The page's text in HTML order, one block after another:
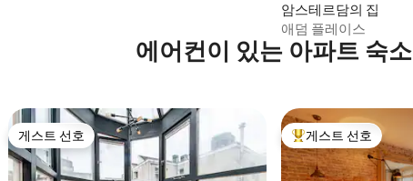
암스테르담의 집
애덤 플레이스
에어컨이 있는 아파트 숙소
게스트 선호
게스트 선호 상위 게스트 선호
게스트 선호